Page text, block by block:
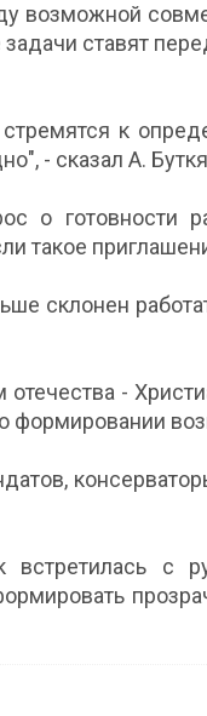
возможной
ставят
к
- сказал А.
о готовности
такое
склонен
-
формировании
встретилась с